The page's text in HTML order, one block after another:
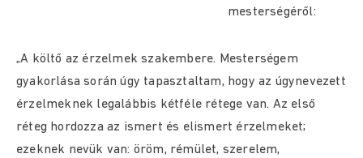
mesterségéről:
„A költő az érzelmek szakembere. Mesterségem
gyakorlása során úgy tapasztaltam, hogy az úgynevezett
érzelmeknek legalábbis kétféle rétege van. Az első
réteg hordozza az ismert és elismert érzelmeket;
ezeknek nevük van: öröm, rémület, szerelem,